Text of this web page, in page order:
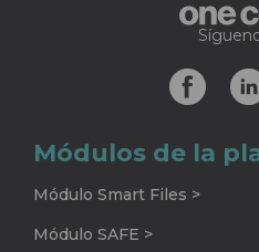
Módulos de la
Módulo Smart Files >
Módulo SAFE >